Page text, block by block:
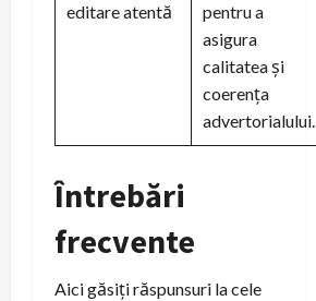
editare atentă
pentru a
asigura
calitatea și
coerența
advertorialului.
Întrebări
frecvente
Aici găsiți răspunsuri la cele